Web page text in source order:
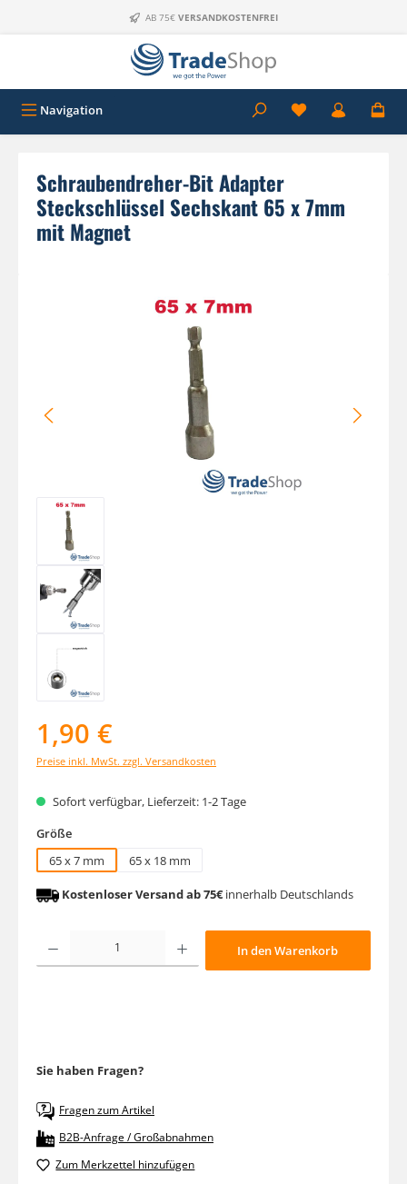
Zum Hauptinhalt springenAB 75€ VERSANDKOSTENFREI
Navigation
Schraubendreher-Bit Adapter
Steckschlüssel Sechskant 65 x 7mm
mit Magnet
Bildergalerie überspringen
1,90 €
Preise inkl. MwSt. zzgl. Versandkosten
Sofort verfügbar, Lieferzeit: 1-2 Tage
Größeauswählen
65 x 7 mm
65 x 18 mm
Kostenloser Versand ab 75€innerhalb Deutschlands
Produkt Anzahl: Gib den gewünschten Wert ein oder benutze die
In den Warenkorb
Sie haben Fragen?
Fragen zum Artikel
B2B-Anfrage / Großabnahmen
Zum Merkzettel hinzufügen